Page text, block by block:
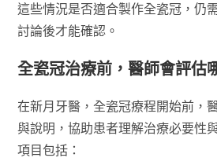
這些情況是否適合製作全瓷冠，仍
討論後才能確認。
全瓷冠治療前，醫師會評估
在新月牙醫，全瓷冠療程開始前，
與說明，協助患者理解治療必要性
項目包括：